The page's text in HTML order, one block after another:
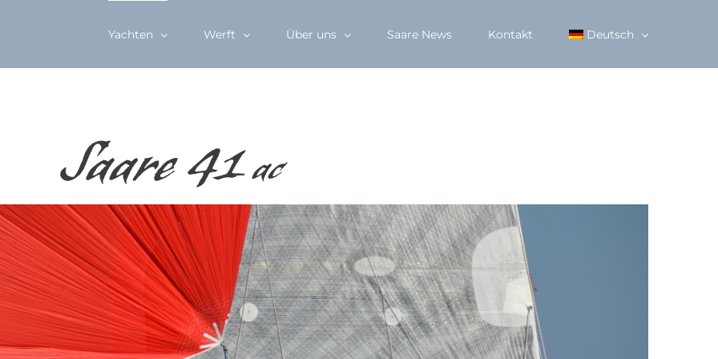
Yachten Werft Über uns Saare News Kontakt Deutsch